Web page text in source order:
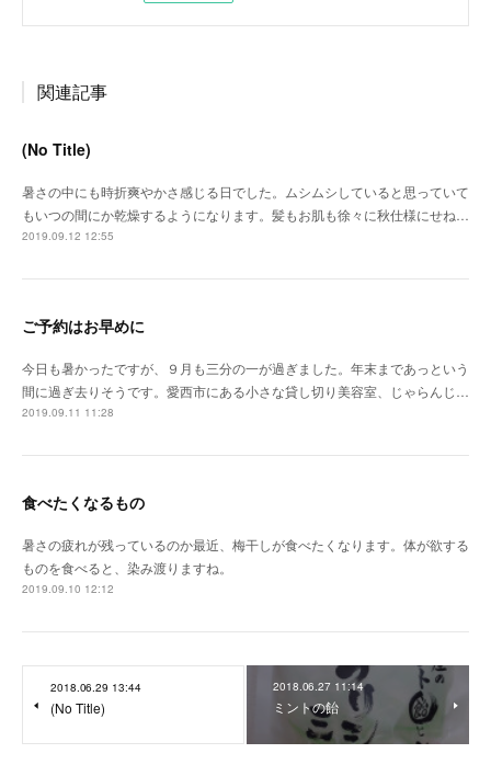
関連記事
(No Title)
暑さの中にも時折爽やかさ感じる日でした。ムシムシしていると思っていて
もいつの間にか乾燥するようになります。髪もお肌も徐々に秋仕様にせね…
2019.09.12 12:55
ご予約はお早めに
今日も暑かったですが、９月も三分の一が過ぎました。年末まであっという
間に過ぎ去りそうです。愛西市にある小さな貸し切り美容室、じゃらんじ…
2019.09.11 11:28
食べたくなるもの
暑さの疲れが残っているのか最近、梅干しが食べたくなります。体が欲する
ものを食べると、染み渡りますね。
2019.09.10 12:12
2018.06.29 13:44
(No Title)
2018.06.27 11:14
ミントの飴